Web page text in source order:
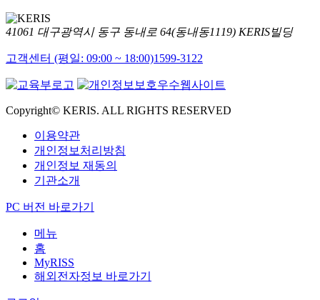
41061 대구광역시 동구 동내로 64(동내동1119) KERIS빌딩
고객센터 (평일: 09:00 ~ 18:00)1599-3122
Copyright© KERIS. ALL RIGHTS RESERVED
이용약관
개인정보처리방침
개인정보 재동의
기관소개
PC 버전 바로가기
메뉴
홈
MyRISS
해외전자정보 바로가기